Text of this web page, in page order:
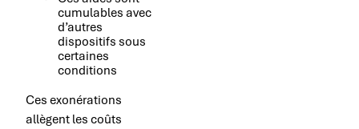
cumulables avec
d’autres
dispositifs sous
certaines
conditions
Ces exonérations
allègent les coûts